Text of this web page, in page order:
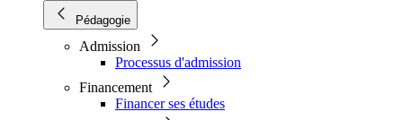
Pédagogie
Admission
Processus d'admission
Financement
Financer ses études